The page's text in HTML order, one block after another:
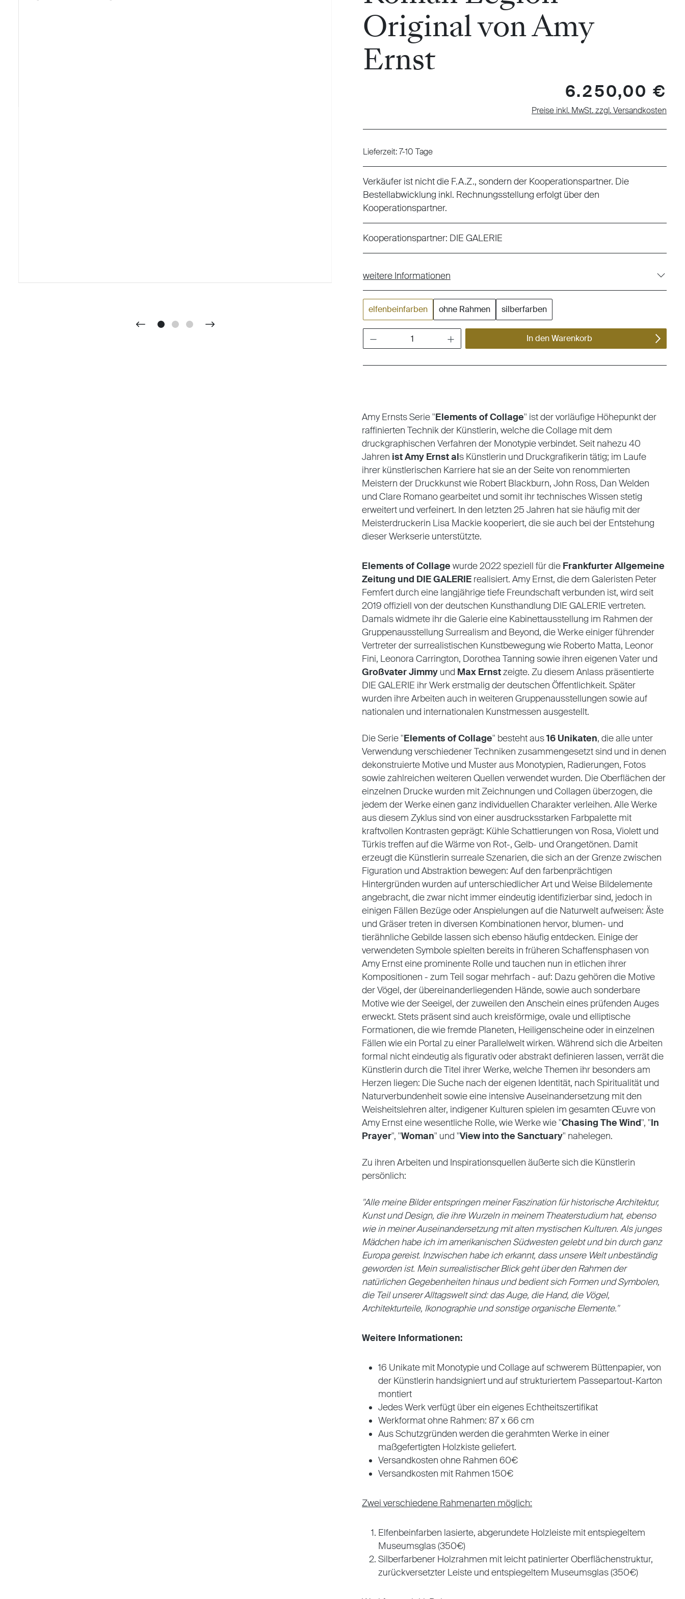
Original von Amy
Ernst
6.250,00 €
Preise inkl. MwSt. zzgl. Versandkosten
Lieferzeit: 7-10 Tage
Verkäufer ist nicht die F.A.Z., sondern der Kooperationspartner. Die
Bestellabwicklung inkl. Rechnungsstellung erfolgt über den
Kooperationspartner.
Kooperationspartner: DIE GALERIE
weitere Informationen
elfenbeinfarben ohne Rahmen silberfarben
In den Warenkorb
Amy Ernsts Serie "Elements of Collage" ist der vorläufige Höhepunkt der
raffinierten Technik der Künstlerin, welche die Collage mit dem
druckgraphischen Verfahren der Monotypie verbindet. Seit nahezu 40
Jahren ist Amy Ernst als Künstlerin und Druckgrafikerin tätig; im Laufe
ihrer künstlerischen Karriere hat sie an der Seite von renommierten
Meistern der Druckkunst wie Robert Blackburn, John Ross, Dan Welden
und Clare Romano gearbeitet und somit ihr technisches Wissen stetig
erweitert und verfeinert. In den letzten 25 Jahren hat sie häufig mit der
Meisterdruckerin Lisa Mackie kooperiert, die sie auch bei der Entstehung
dieser Werkserie unterstützte.
Elements of Collage wurde 2022 speziell für die Frankfurter Allgemeine
Zeitung und DIE GALERIE realisiert. Amy Ernst, die dem Galeristen Peter
Femfert durch eine langjährige tiefe Freundschaft verbunden ist, wird seit
2019 offiziell von der deutschen Kunsthandlung DIE GALERIE vertreten.
Damals widmete ihr die Galerie eine Kabinettausstellung im Rahmen der
Gruppenausstellung Surrealism and Beyond, die Werke einiger führender
Vertreter der surrealistischen Kunstbewegung wie Roberto Matta, Leonor
Fini, Leonora Carrington, Dorothea Tanning sowie ihren eigenen Vater und
Großvater Jimmy und Max Ernstzeigte. Zu diesem Anlass präsentierte
DIE GALERIE ihr Werk erstmalig der deutschen Öffentlichkeit. Später
wurden ihre Arbeiten auch in weiteren Gruppenausstellungen sowie auf
nationalen und internationalen Kunstmessen ausgestellt.
Die Serie "Elements of Collage" besteht aus16 Unikaten, die alle unter
Verwendung verschiedener Techniken zusammengesetzt sind und in denen
dekonstruierte Motive und Muster aus Monotypien, Radierungen, Fotos
sowie zahlreichen weiteren Quellen verwendet wurden. Die Oberflächen der
einzelnen Drucke wurden mit Zeichnungen und Collagen überzogen, die
jedem der Werke einen ganz individuellen Charakter verleihen. Alle Werke
aus diesem Zyklus sind von einer ausdrucksstarken Farbpalette mit
kraftvollen Kontrasten geprägt: Kühle Schattierungen von Rosa, Violett und
Türkis treffen auf die Wärme von Rot-, Gelb- und Orangetönen. Damit
erzeugt die Künstlerin surreale Szenarien, die sich an der Grenze zwischen
Figuration und Abstraktion bewegen: Auf den farbenprächtigen
Hintergründen wurden auf unterschiedlicher Art und Weise Bildelemente
angebracht, die zwar nicht immer eindeutig identifizierbar sind, jedoch in
einigen Fällen Bezüge oder Anspielungen auf die Naturwelt aufweisen: Äste
und Gräser treten in diversen Kombinationen hervor, blumen- und
tierähnliche Gebilde lassen sich ebenso häufig entdecken. Einige der
verwendeten Symbole spielten bereits in früheren Schaffensphasen von
Amy Ernst eine prominente Rolle und tauchen nun in etlichen ihrer
Kompositionen - zum Teil sogar mehrfach - auf: Dazu gehören die Motive
der Vögel, der übereinanderliegenden Hände, sowie auch sonderbare
Motive wie der Seeigel, der zuweilen den Anschein eines prüfenden Auges
erweckt. Stets präsent sind auch kreisförmige, ovale und elliptische
Formationen, die wie fremde Planeten, Heiligenscheine oder in einzelnen
Fällen wie ein Portal zu einer Parallelwelt wirken. Während sich die Arbeiten
formal nicht eindeutig als figurativ oder abstrakt definieren lassen, verrät die
Künstlerin durch die Titel ihrer Werke, welche Themen ihr besonders am
Herzen liegen: Die Suche nach der eigenen Identität, nach Spiritualität und
Naturverbundenheit sowie eine intensive Auseinandersetzung mit den
Weisheitslehren alter, indigener Kulturen spielen im gesamten Œuvre von
Amy Ernst eine wesentliche Rolle, wie Werke wie "Chasing The Wind", "In
Prayer", "Woman" und "View into the Sanctuary" nahelegen.
Zu ihren Arbeiten und Inspirationsquellen äußerte sich die Künstlerin
persönlich:
"Alle meine Bilder entspringen meiner Faszination für historische Architektur,
Kunst und Design, die ihre Wurzeln in meinem Theaterstudium hat, ebenso
wie in meiner Auseinandersetzung mit alten mystischen Kulturen. Als junges
Mädchen habe ich im amerikanischen Südwesten gelebt und bin durch ganz
Europa gereist. Inzwischen habe ich erkannt, dass unsere Welt unbeständig
geworden ist. Mein surrealistischer Blick geht über den Rahmen der
natürlichen Gegebenheiten hinaus und bedient sich Formen und Symbolen,
die Teil unserer Alltagswelt sind: das Auge, die Hand, die Vögel,
Architekturteile, Ikonographie und sonstige organische Elemente."
Weitere Informationen:
16 Unikate mit Monotypie und Collage auf schwerem Büttenpapier, von
der Künstlerin handsigniert und auf strukturiertem Passepartout-Karton
montiert
Jedes Werk verfügt über ein eigenes Echtheitszertifikat
Werkformat ohne Rahmen: 87 x 66 cm
Aus Schutzgründen werden die gerahmten Werke in einer
maßgefertigten Holzkiste geliefert.
Versandkosten ohne Rahmen 60€
Versandkosten mit Rahmen 150€
Zwei verschiedene Rahmenarten möglich:
Elfenbeinfarben lasierte, abgerundete Holzleiste mit entspiegeltem
Museumsglas (350€)
Silberfarbener Holzrahmen mit leicht patinierter Oberflächenstruktur,
zurückversetzter Leiste und entspiegeltem Museumsglas (350€)